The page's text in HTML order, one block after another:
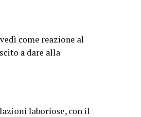
come reazione al
a dare alla
laboriose, con il